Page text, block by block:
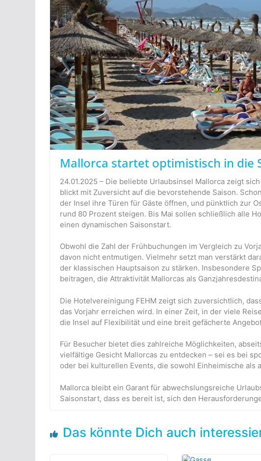
Mallorca startet optimistisch in die
24.01.2025 – Die beliebte Urlaubsinsel Mallorca zeigt
blickt mit Zuversicht auf die bevorstehende Saison.
der Insel ihre Türen für Gäste öffnen, und pünktlich zur
rund 80 Prozent steigen. Bis Mai sollen schließlich alle
einen dynamischen Saisonstart.
Obwohl die Zahl der Frühbuchungen im Vergleich zu
davon nicht entmutigen. Vielmehr setzt man verstärkt
der klassischen Hauptsaison zu stärken. Insbesondere
beitragen, die Attraktivität Mallorcas als
Die Hotelvereinigung FEHM zeigt sich zuversichtlich,
das Vorjahr erreichen wird. In einer Zeit, in der viele
die Insel auf Flexibilität und eine breit gefächerte
Für Besucher bietet dies zahlreiche Möglichkeiten,
vielfältige Gesicht Mallorcas zu entdecken – sei es bei
oder bei kulturellen Events, die sowohl Einheimische als
Mallorca bleibt ein Garant für abwechslungsreiche
Saisonstart, dass es bereit ist, sich den
Das könnte Dich auch